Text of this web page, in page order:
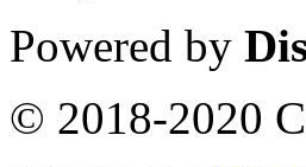
Powered by
© 2018-2020